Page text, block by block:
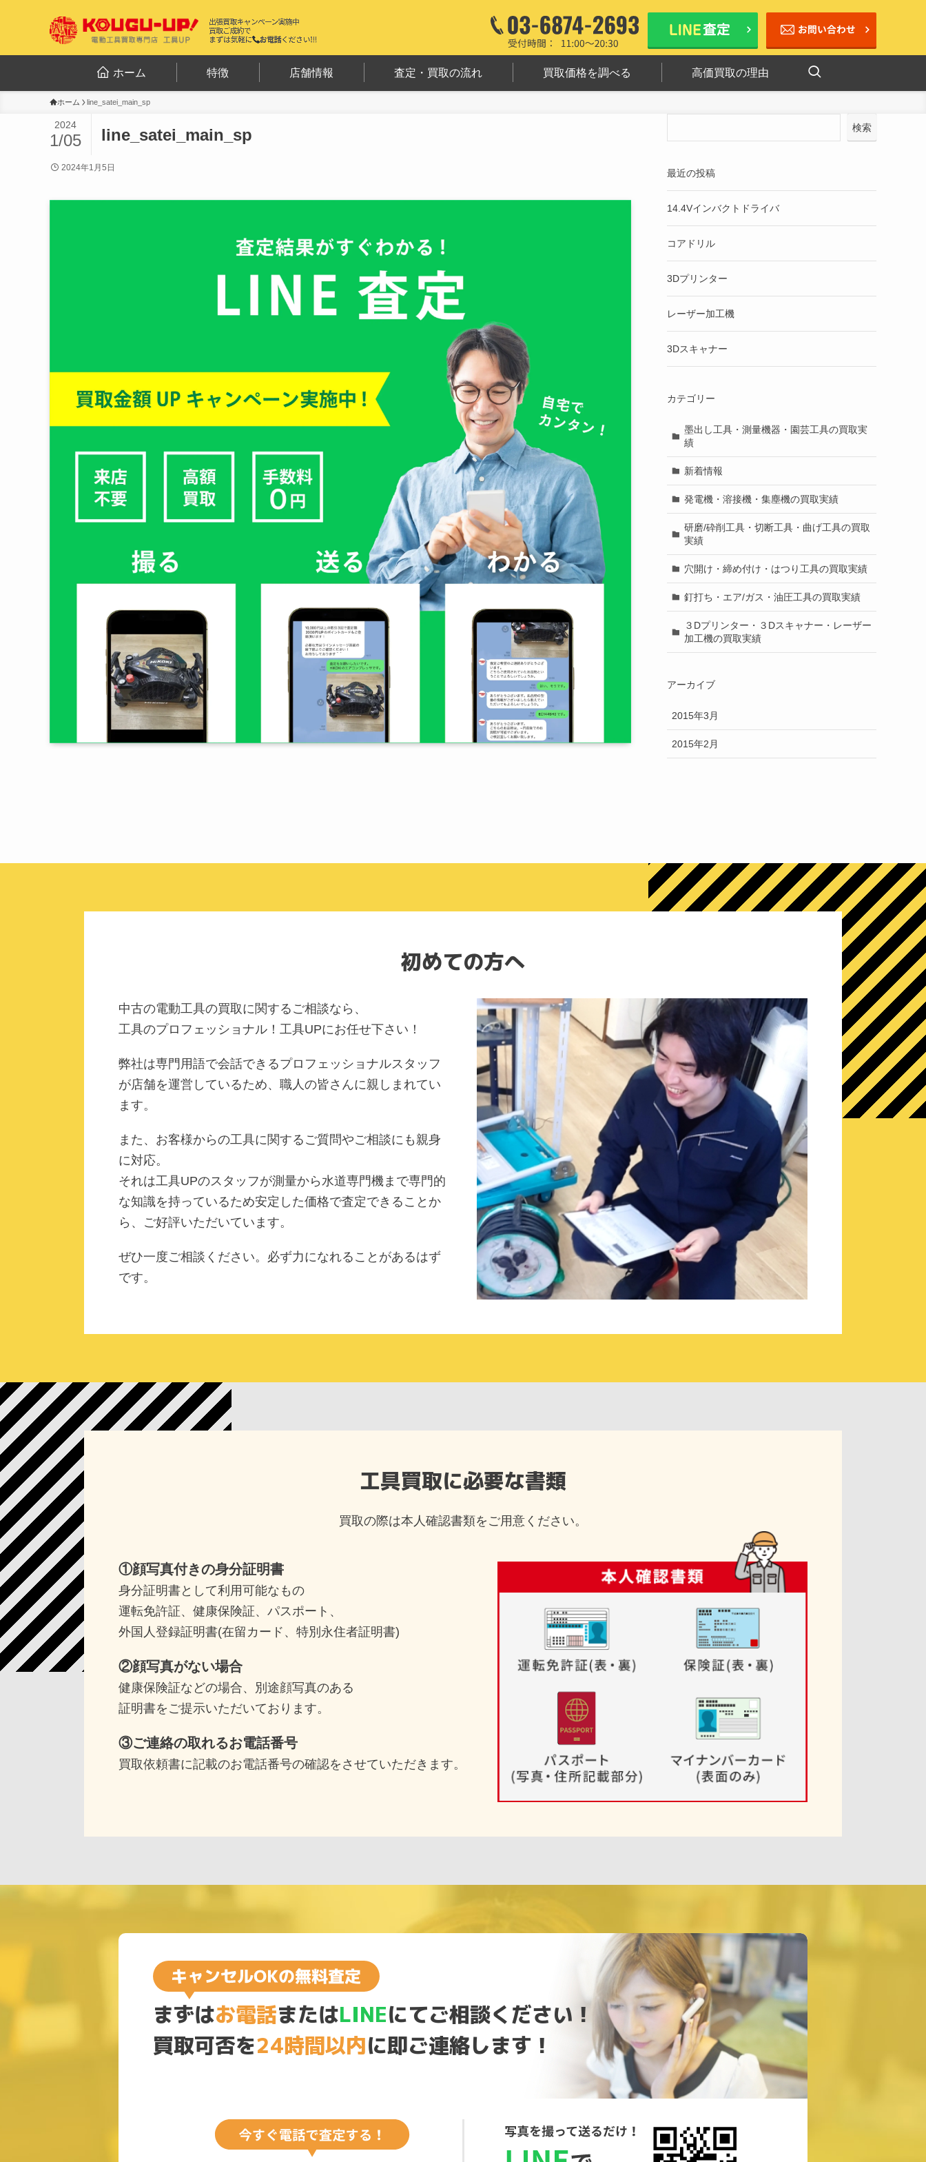
ホーム 特徴 店舗情報 査定・買取の流れ 買取価格を調べる 高価買取の理由
ホーム line_satei_main_sp
line_satei_main_sp
2024
1/05
2024年1月5日
検索
最近の投稿
14.4Vインバクトドライバ
コアドリル
3Dプリンター
レーザー加工機
3Dスキャナー
カテゴリー
墨出し工具・測量機器・園芸工具の買取実
績
新着情報
発電機・溶接機・集塵機の買取実績
研磨/砕削工具・切断工具・曲げ工具の買取
実績
穴開け・締め付け・はつり工具の買取実績
釘打ち・エア/ガス・油圧工具の買取実績
３Dプリンター・３Dスキャナー・レーザー
加工機の買取実績
アーカイブ
2015年3月
2015年2月
初めての方へ
中古の電動工具の買取に関するご相談なら、
工具のプロフェッショナル！工具UPにお任せ下さい！
弊社は専門用語で会話できるプロフェッショナルスタッフ
が店舗を運営しているため、職人の皆さんに親しまれてい
ます。
また、お客様からの工具に関するご質問やご相談にも親身
に対応。
それは工具UPのスタッフが測量から水道専門機まで専門的
な知識を持っているため安定した価格で査定できることか
ら、ご好評いただいています。
ぜひ一度ご相談ください。必ず力になれることがあるはず
です。
工具買取に必要な書類
買取の際は本人確認書類をご用意ください。
①顔写真付きの身分証明書
身分証明書として利用可能なもの
運転免許証、健康保険証、パスポート、
外国人登録証明書(在留カード、特別永住者証明書)
②顔写真がない場合
健康保険証などの場合、別途顔写真のある
証明書をご提示いただいております。
③ご連絡の取れるお電話番号
買取依頼書に記載のお電話番号の確認をさせていただきます。
まずはお電話またはLINEにてご相談ください！
買取可否を24時間以内に即ご連絡します！